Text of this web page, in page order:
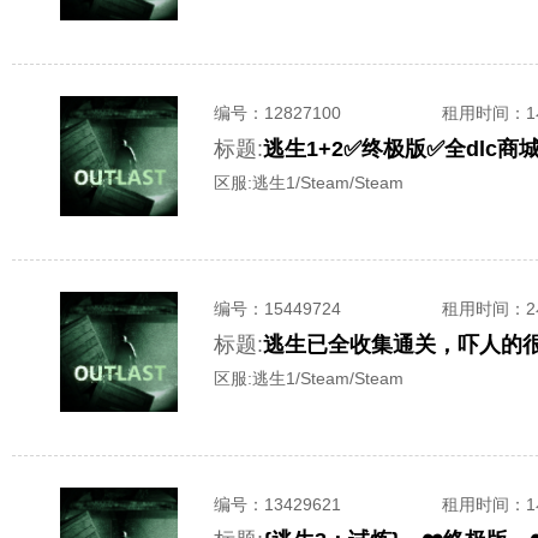
编号： 12827100 租用时间 ：
标题:逃生1+2✅终极版✅全dlc商
区服:逃生1/Steam/Steam
编号： 15449724 租用时间 ：
标题:逃生已全收集通关，吓人的
区服:逃生1/Steam/Steam
编号： 13429621 租用时间 ：